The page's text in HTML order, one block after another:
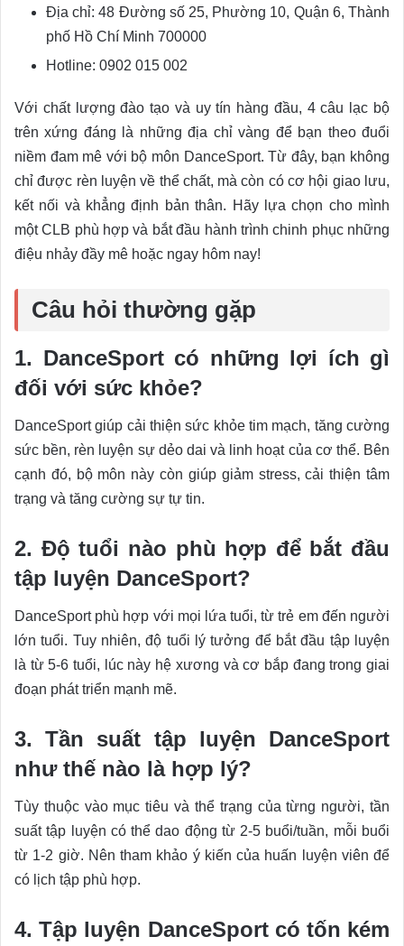
Địa chỉ: 48 Đường số 25, Phường 10, Quận 6, Thành
phố Hồ Chí Minh 700000
Hotline: 0902 015 002
Với chất lượng đào tạo và uy tín hàng đầu, 4 câu lạc bộ
trên xứng đáng là những địa chỉ vàng để bạn theo đuổi
niềm đam mê với bộ môn DanceSport. Từ đây, bạn không
chỉ được rèn luyện về thể chất, mà còn có cơ hội giao lưu,
kết nối và khẳng định bản thân. Hãy lựa chọn cho mình
một CLB phù hợp và bắt đầu hành trình chinh phục những
điệu nhảy đầy mê hoặc ngay hôm nay!
Câu hỏi thường gặp
1. DanceSport có những lợi ích gì
đối với sức khỏe?
DanceSport giúp cải thiện sức khỏe tim mạch, tăng cường
sức bền, rèn luyện sự dẻo dai và linh hoạt của cơ thể. Bên
cạnh đó, bộ môn này còn giúp giảm stress, cải thiện tâm
trạng và tăng cường sự tự tin.
2. Độ tuổi nào phù hợp để bắt đầu
tập luyện DanceSport?
DanceSport phù hợp với mọi lứa tuổi, từ trẻ em đến người
lớn tuổi. Tuy nhiên, độ tuổi lý tưởng để bắt đầu tập luyện
là từ 5-6 tuổi, lúc này hệ xương và cơ bắp đang trong giai
đoạn phát triển mạnh mẽ.
3. Tần suất tập luyện DanceSport
như thế nào là hợp lý?
Tùy thuộc vào mục tiêu và thể trạng của từng người, tần
suất tập luyện có thể dao động từ 2-5 buổi/tuần, mỗi buổi
từ 1-2 giờ. Nên tham khảo ý kiến của huấn luyện viên để
có lịch tập phù hợp.
4. Tập luyện DanceSport có tốn kém